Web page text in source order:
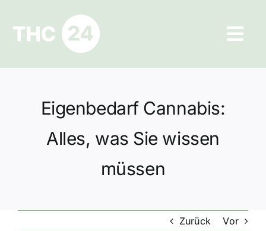
springen
Ratgeber
Hilfe und Kontakt
Datenschutz
Eigenbedarf Cannabis:
Alles, was Sie wissen
müssen
Zurück Vor